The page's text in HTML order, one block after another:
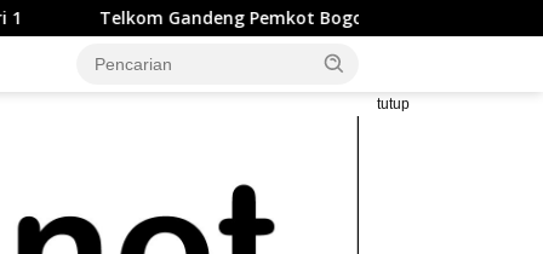
Gandeng Pemkot Bogor dan LAZ Harfa Percepat
tutup